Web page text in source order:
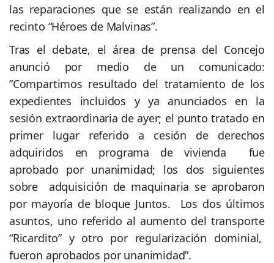
las reparaciones que se están realizando en el
recinto “Héroes de Malvinas”.
Tras el debate, el área de prensa del Concejo
anunció por medio de un comunicado:
”Compartimos resultado del tratamiento de los
expedientes incluidos y ya anunciados en la
sesión extraordinaria de ayer; el punto tratado en
primer lugar referido a cesión de derechos
adquiridos en programa de vivienda fue
aprobado por unanimidad; los dos siguientes
sobre adquisición de maquinaria se aprobaron
por mayoría de bloque Juntos. Los dos últimos
asuntos, uno referido al aumento del transporte
“Ricardito” y otro por regularización dominial,
fueron aprobados por unanimidad”.